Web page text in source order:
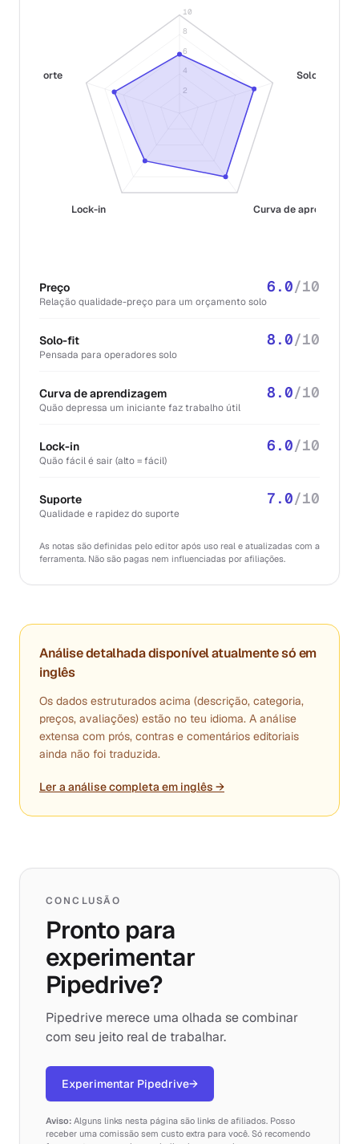
2
4
6
8
10
Solo-fit
Curva de
Lock-in
Suporte
Preço
Relação qualidade-preço para um orçamento solo
6.0/10
Solo-fit
Pensada para operadores solo
8.0/10
Curva de aprendizagem
Quão depressa um iniciante faz trabalho útil
8.0/10
Lock-in
Quão fácil é sair (alto = fácil)
6.0/10
Suporte
Qualidade e rapidez do suporte
7.0/10
As notas são definidas pelo editor após uso real e atualizadas com a
ferramenta. Não são pagas nem influenciadas por afiliações.
Análise detalhada disponível atualmente só em
inglês
Os dados estruturados acima (descrição, categoria,
preços, avaliações) estão no teu idioma. A análise
extensa com prós, contras e comentários editoriais
ainda não foi traduzida.
Ler a análise completa em inglês →
CONCLUSÃO
Pronto para
experimentar
Pipedrive?
Pipedrive merece uma olhada se combinar
com seu jeito real de trabalhar.
Experimentar Pipedrive→
Aviso: Alguns links nesta página são links de afiliados. Posso
receber uma comissão sem custo extra para você. Só recomendo